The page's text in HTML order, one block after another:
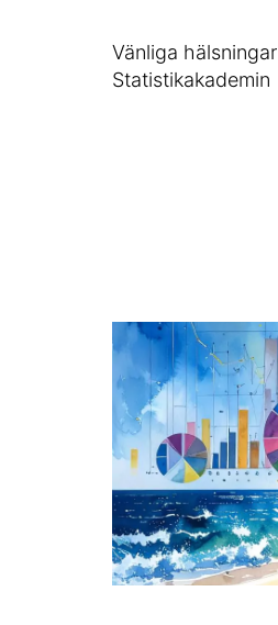
Vänliga hälsningar
Statistikakademin